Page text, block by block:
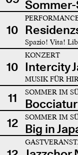
10
Spazio! Vita!
10
KONZERT
Intercity
MUSIK FÜR
11 SOMMER IM
12
SOMMER IM
Big in